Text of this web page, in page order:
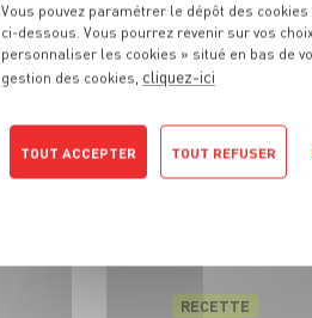
Découvrez toutes nos
RECETTE
Vous pouvez paramétrer le dépôt des
ci-dessous. Vous pourrez revenir sur vos
personnaliser les cookies » situé en bas de
gestion des cookies, cliquez-ici
TOUT ACCEPTER TOUT REFUSER